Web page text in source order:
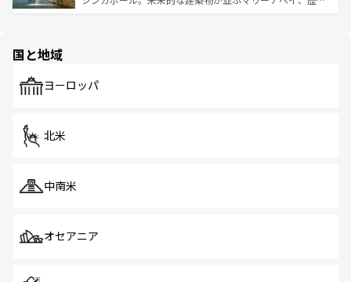
で、ホーカーズは地元の風情を楽しめる外せないスポット
国と地域
ヨーロッパ
北米
中南米
オセアニア